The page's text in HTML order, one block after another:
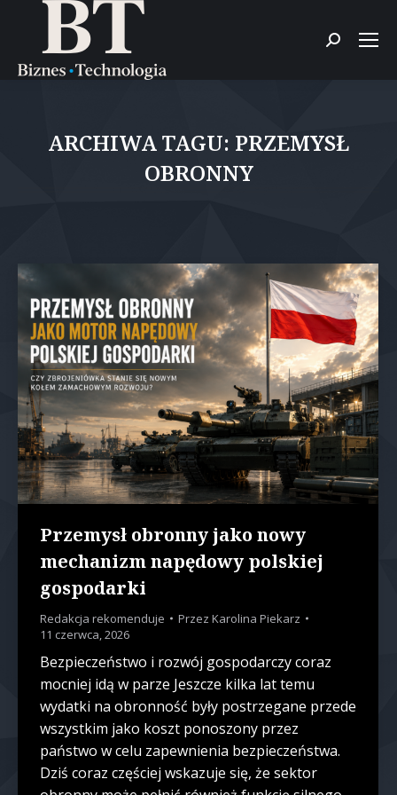
Szukaj:
ARCHIWA TAGU: PRZEMYSŁ
OBRONNY
Przemysł obronny jako nowy
mechanizm napędowy polskiej
gospodarki
Redakcja rekomenduje Przez Karolina Piekarz
11 czerwca, 2026
Bezpieczeństwo i rozwój gospodarczy coraz
mocniej idą w parze Jeszcze kilka lat temu
wydatki na obronność były postrzegane przede
wszystkim jako koszt ponoszony przez
państwo w celu zapewnienia bezpieczeństwa.
Dziś coraz częściej wskazuje się, że sektor